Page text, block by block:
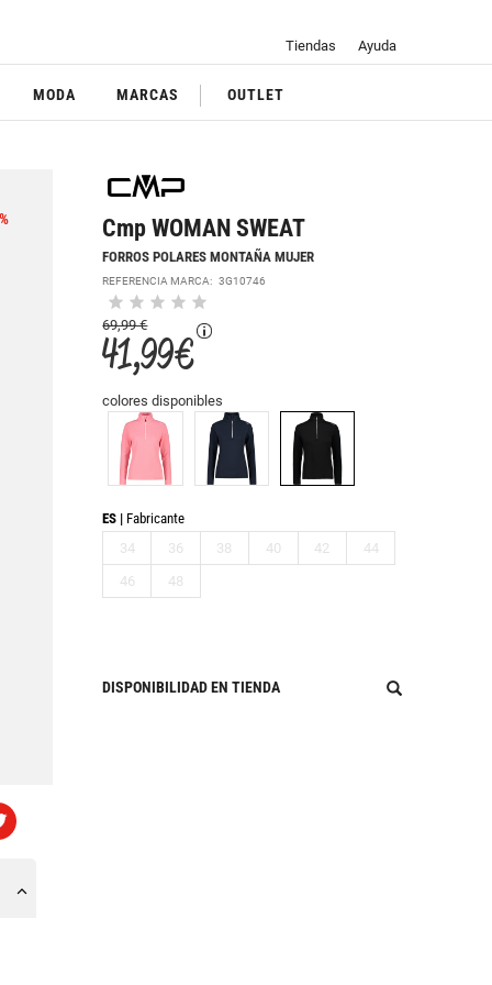
Tiendas Ayuda
MODA MARCAS OUTLET
Cmp WOMAN SWEAT
FORROS POLARES MONTAÑA MUJER
REFERENCIA MARCA:3G10746
69,99 €
41,99 €
colores disponibles
ES
Fabricante
34
36 38 40 42
44
46
48
DISPONIBILIDAD EN TIENDA
%